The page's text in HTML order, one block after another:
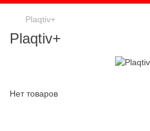
Plaqtiv+
Plaqtiv+
Нет товаров